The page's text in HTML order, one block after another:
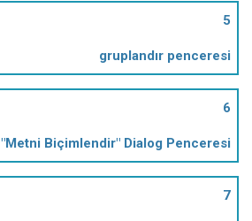
5
gruplandır penceresi
6
"Metni Biçimlendir" Dialog Penceresi
7